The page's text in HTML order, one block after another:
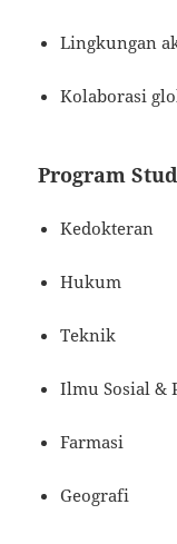
Lingkungan
Kolaborasi
Program
Kedokteran
Hukum
Teknik
Ilmu Sosial &
Farmasi
Geografi